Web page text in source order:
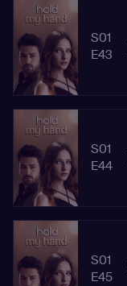
S01
E43
S01
E44
S01
E45